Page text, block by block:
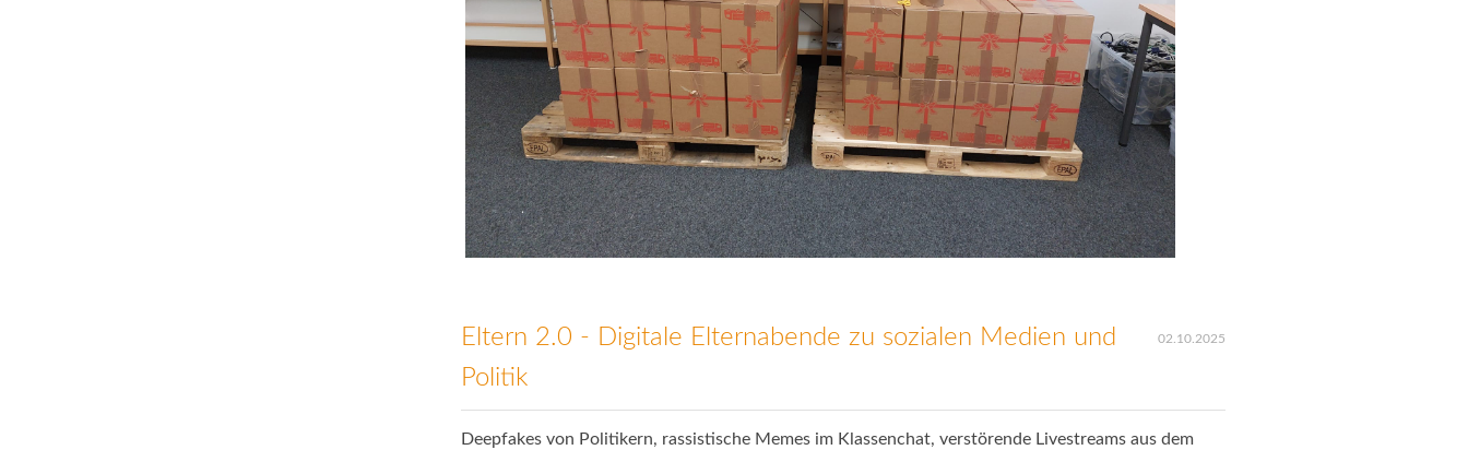
02.10.2025
Eltern 2.0 - Digitale Elternabende zu sozialen Medien und
Politik
Deepfakes von Politikern, rassistische Memes im Klassenchat, verstörende Livestreams aus dem